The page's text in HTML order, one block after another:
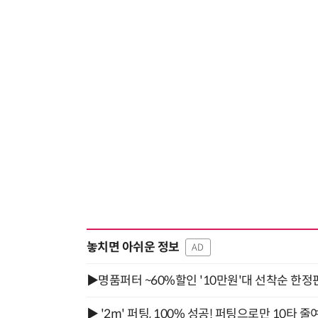
놓치면 아쉬운 정보 AD
▶명품퍼터 ~60%할인 '10만원'대 선착순 한정
▶ '2m' 퍼팅, 100% 성공! 퍼팅으로만 10타 줄